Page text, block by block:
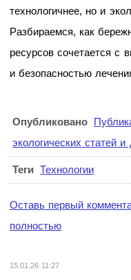
технологичнее, но и
Разбираемся, как
ресурсов сочетается с
и безопасностью
Опубликовано
экологических статей и
Теги Технологии
Оставь первый
полностью
15.01.26 11:27